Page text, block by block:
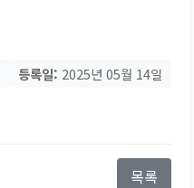
등록일: 2025년 05월 14일
목록